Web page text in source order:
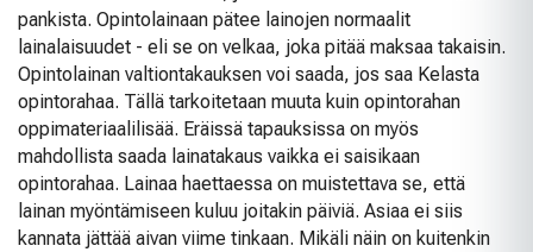
pankista. Opintolainaan pätee lainojen normaalit
lainalaisuudet - eli se on velkaa, joka pitää maksaa takaisin.
Opintolainan valtiontakauksen voi saada, jos saa Kelasta
opintorahaa. Tällä tarkoitetaan muuta kuin opintorahan
oppimateriaalilisää. Eräissä tapauksissa on myös
mahdollista saada lainatakaus vaikka ei saisikaan
opintorahaa. Lainaa haettaessa on muistettava se, että
lainan myöntämiseen kuluu joitakin päiviä. Asiaa ei siis
kannata jättää aivan viime tinkaan. Mikäli näin on kuitenkin